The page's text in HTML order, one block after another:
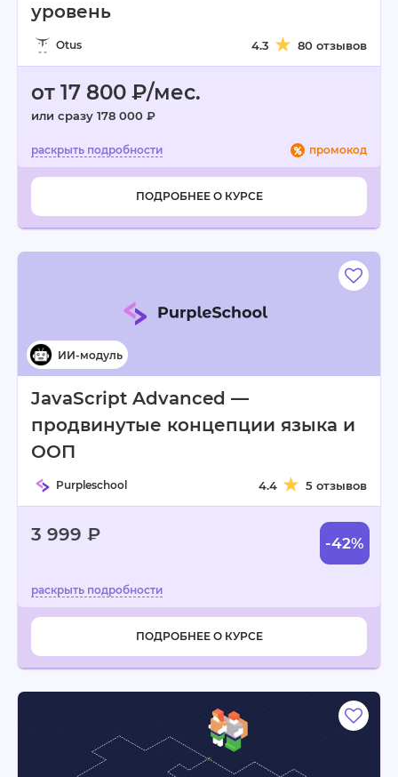
уровень
Otus 4.3 80 отзывов
от 17 800 ₽/мес.
или сразу 178 000 ₽
промокод
ПОДРОБНЕЕ О КУРСЕ
JavaScript Advanced —
продвинутые концепции языка и
ООП
Purpleschool 4.4 5 отзывов
3 999 ₽ -42%
ПОДРОБНЕЕ О КУРСЕ